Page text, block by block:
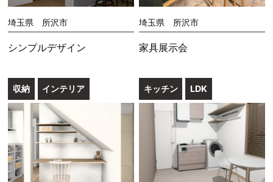
埼玉県 所沢市
シンプルデザイン
埼玉県 所沢市
家具展示会
収納 インテリア キッチン LDK